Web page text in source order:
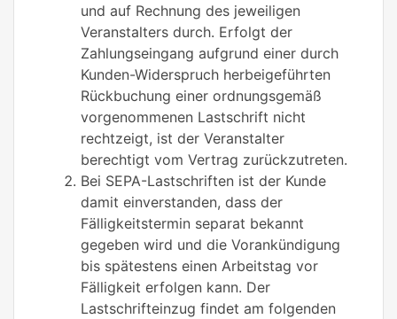
und auf Rechnung des jeweiligen
Veranstalters durch. Erfolgt der
Zahlungseingang aufgrund einer durch
Kunden-Widerspruch herbeigeführten
Rückbuchung einer ordnungsgemäß
vorgenommenen Lastschrift nicht
rechtzeigt, ist der Veranstalter
berechtigt vom Vertrag zurückzutreten.
Bei SEPA-Lastschriften ist der Kunde
damit einverstanden, dass der
Fälligkeitstermin separat bekannt
gegeben wird und die Vorankündigung
bis spätestens einen Arbeitstag vor
Fälligkeit erfolgen kann. Der
Lastschrifteinzug findet am folgenden